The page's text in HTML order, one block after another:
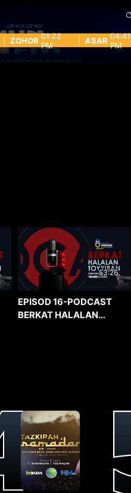
ZOHOR 01:22
PM
ASAR 04:41
PM
53:26
EPISOD 16-PODCAST
BERKAT HALALAN